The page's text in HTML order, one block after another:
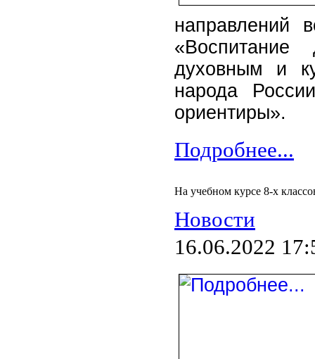
направлений
«Воспитание
духовным и
народа
ориентиры».
Подробнее...
На учебном курсе 8-х
Новости
16.06.2022